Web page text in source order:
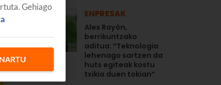
ENPRESAK
Alex Rayón,
berrikuntzako
aditua: “Teknologia
lehenago sartzen da
huts egiteak kostu
txikia duen tokian”
Gehiago